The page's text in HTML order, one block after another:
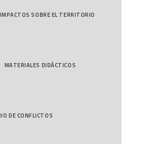
IMPACTOS SOBRE EL TERRITORIO
MATERIALES DIDÁCTICOS
DE CONFLICTOS